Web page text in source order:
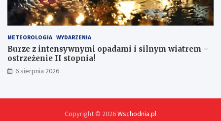
METEOROLOGIA WYDARZENIA
Burze z intensywnymi opadami i silnym wiatrem –
ostrzeżenie II stopnia!
6 sierpnia 2026
Copyright © 2026Wschodnia.pl